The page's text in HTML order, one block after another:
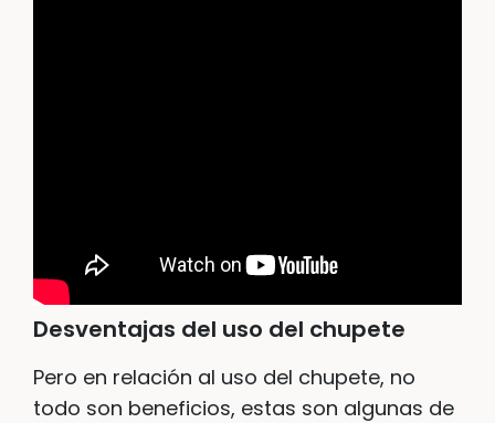
Desventajas del uso del chupete
Pero en relación al uso del chupete, no
todo son beneficios, estas son algunas de